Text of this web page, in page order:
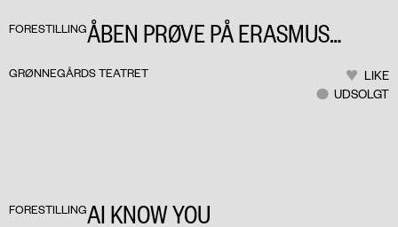
FORESTILLINGÅBEN PRØVE PÅ ERASMUS
MONTANUS
GRØNNEGÅRDS TEATRET
LIKE
UDSOLGT
FORESTILLINGAI KNOW YOU